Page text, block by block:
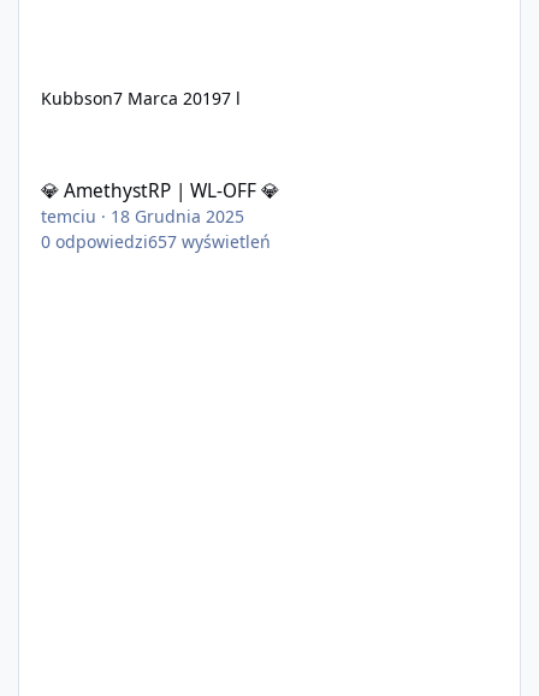
Kubbson7 Marca 20197 l
💎 AmethystRP | WL-OFF 💎
temciu · 18 Grudnia 2025
0 odpowiedzi657 wyświetleń